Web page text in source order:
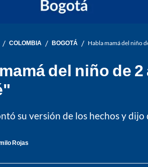
/ COLOMBIA / BOGOTÁ / Habla mamá del niño
del niño de
su versión de los hechos y
Rojas